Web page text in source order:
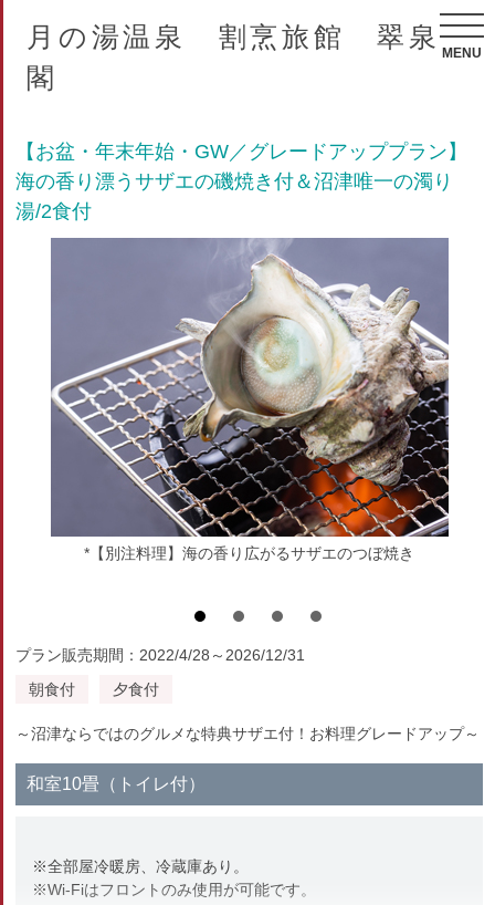
月の湯温泉 割烹旅館 翠泉
閣
MENU
【お盆・年末年始・GW／グレードアッププラン】
海の香り漂うサザエの磯焼き付＆沼津唯一の濁り
湯/2食付
*【別注料理】海の香り広がるサザエのつぼ焼き
プラン販売期間：2022/4/28～2026/12/31
朝食付
夕食付
～沼津ならではのグルメな特典サザエ付！お料理グレードアップ～
和室10畳（トイレ付）
※全部屋冷暖房、冷蔵庫あり。
※Wi-Fiはフロントのみ使用が可能です。